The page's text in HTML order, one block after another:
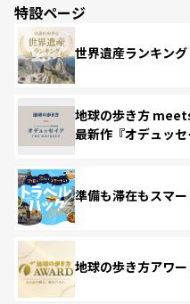
特設ページ
世界遺産ランキング
地球の歩き方
最新作『オデュッセ
準備も滞在もスマ
地球の歩き方アワ